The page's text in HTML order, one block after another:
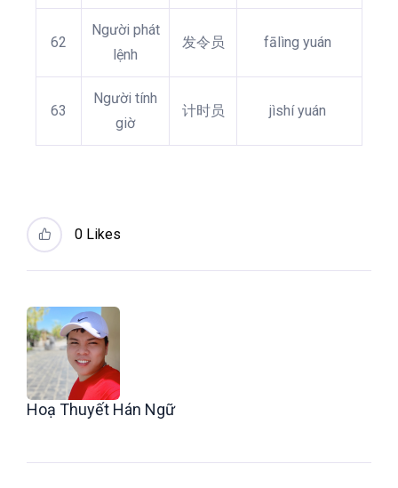
62
Người phát
lệnh
发令员 fālìng yuán
63
Người tính
giờ
计时员 jìshí yuán
0 Likes
Hoạ Thuyết Hán Ngữ